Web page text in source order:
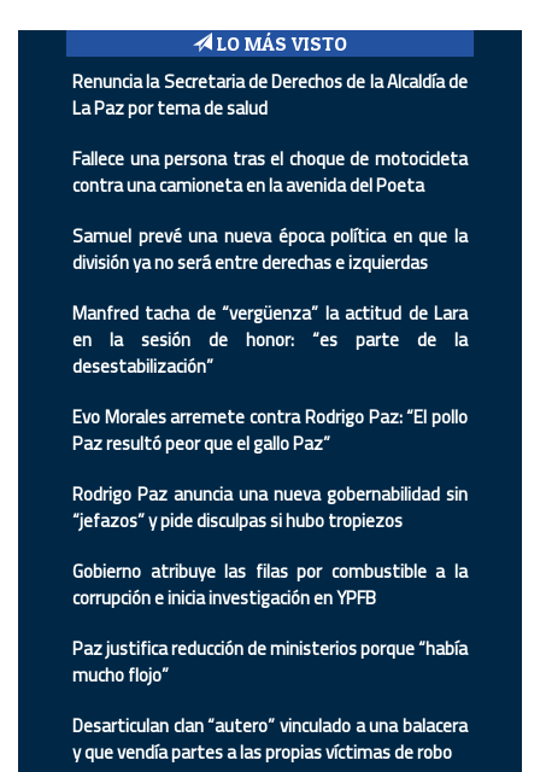
LO MÁS VISTO
Renuncia la Secretaria de Derechos de la Alcaldía de
La Paz por tema de salud
Fallece una persona tras el choque de motocicleta
contra una camioneta en la avenida del Poeta
Samuel prevé una nueva época política en que la
división ya no será entre derechas e izquierdas
Manfred tacha de “vergüenza” la actitud de Lara
en la sesión de honor: “es parte de la
desestabilización”
Evo Morales arremete contra Rodrigo Paz: “El pollo
Paz resultó peor que el gallo Paz”
Rodrigo Paz anuncia una nueva gobernabilidad sin
“jefazos” y pide disculpas si hubo tropiezos
Gobierno atribuye las filas por combustible a la
corrupción e inicia investigación en YPFB
Paz justifica reducción de ministerios porque “había
mucho flojo”
Desarticulan clan “autero” vinculado a una balacera
y que vendía partes a las propias víctimas de robo